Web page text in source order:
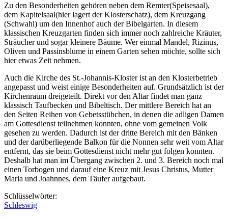
Zu den Besonderheiten gehören neben dem Remter(Speisesaal),
dem Kapitelsaal(hier lagert der Klosterschatz), dem Kreuzgang
(Schwahl) um den Innenhof auch der Bibelgarten. In diesem
klassischen Kreuzgarten finden sich immer noch zahlreiche Kräuter,
Sträucher und sogar kleinere Bäume. Wer einmal Mandel, Rizinus,
Oliven und Passinsblume in einem Garten sehen möchte, sollte sich
hier etwas Zeit nehmen.
Auch die Kirche des St.-Johannis-Kloster ist an den Klosterbetrieb
angepasst und weist einige Besonderheiten auf. Grundsätzlich ist der
Kirchenraum dreigeteilt. Direkt vor den Altar findet man ganz
klassisch Taufbecken und Bibeltisch. Der mittlere Bereich hat an
den Seiten Reihen von Gebetsstübchen, in denen die adligen Damen
am Gottesdienst teilnehmen konnten, ohne vom gemeinen Volk
gesehen zu werden. Dadurch ist der dritte Bereich mit den Bänken
und der darüberliegende Balkon für die Nonnen sehr weit vom Altar
entfernt, das sie beim Gottesdienst nicht mehr gut folgen konnten.
Deshalb hat man im Übergang zwischen 2. und 3. Bereich noch mal
einen Torbogen und darauf eine Kreuz mit Jesus Christus, Mutter
Maria und Joahnnes, dem Täufer aufgebaut.
Schlüsselwörter:
Schleswig